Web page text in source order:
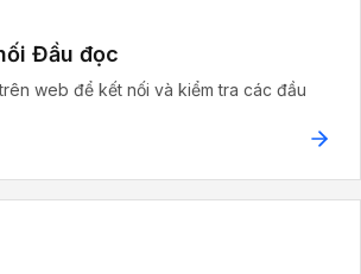
Đầu đọc
web để kết nối và kiểm tra các đầu